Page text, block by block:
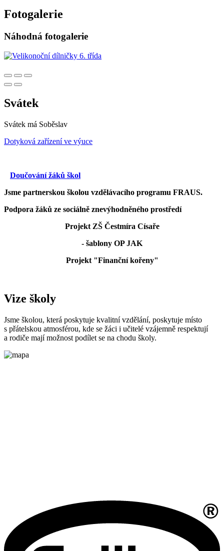
Fotogalerie
Náhodná fotogalerie
Svátek
Svátek má Soběslav
Dotyková zařízení ve výuce
Doučování žáků škol
Jsme partnerskou školou vzdělávacího programu FRAUS.
Podpora žáků ze sociálně znevýhodněného prostředí
Projekt ZŠ Čestmíra Císaře
- šablony OP JAK
Projekt "Finanční kořeny"
Vize školy
Jsme školou, která poskytuje kvalitní vzdělání, poskytuje místo
s přátelskou atmosférou, kde se žáci i učitelé vzájemně respektují
a rodiče mají možnost podílet se na chodu školy.